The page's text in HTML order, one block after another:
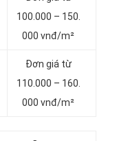
100.000 – 150.
000 vnđ/m²
Đơn giá từ
110.000 – 160.
000 vnđ/m²